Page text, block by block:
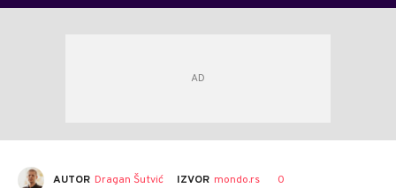
AUTOR Dragan Šutvić IZVOR mondo.rs 0